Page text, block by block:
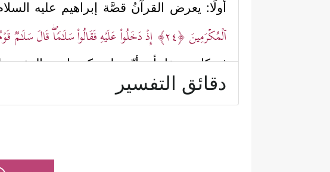
أولًا: يعرض القرآنُ قصَّة إبراهيم عليه
ٱلۡمُكۡرَمِینَ ﴿٢٤﴾ إِذۡ دَخَلُواْ عَلَیۡهِ فَقَالُواْ سَلَـٰمࣰاۖ قَالَ سَلَـٰمࣱ
ثم كانت مفاجأته أنّهم لم يكونوا من
بِعِجۡلࣲ سَمِینࣲ ﴿٢٧﴾ فَأَوۡجَسَ مِنۡهُمۡ خِیفَةࣰۖ قَالُواْ لَا تَخَفۡۖدقائق التفسير